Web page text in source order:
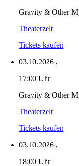
Gravity & Other
Theaterzelt
Tickets kaufen
03.10.2026 ,
17:00 Uhr
Gravity & Other
Theaterzelt
Tickets kaufen
03.10.2026 ,
18:00 Uhr